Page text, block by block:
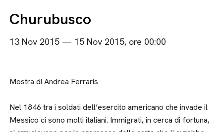
Churubusco
13 Nov 2015 — 15 Nov 2015, ore 00:00
Mostra di Andrea Ferraris
Nel 1846 tra i soldati dell’esercito americano che invade il
Messico ci sono molti italiani. Immigrati, in cerca di fortuna,